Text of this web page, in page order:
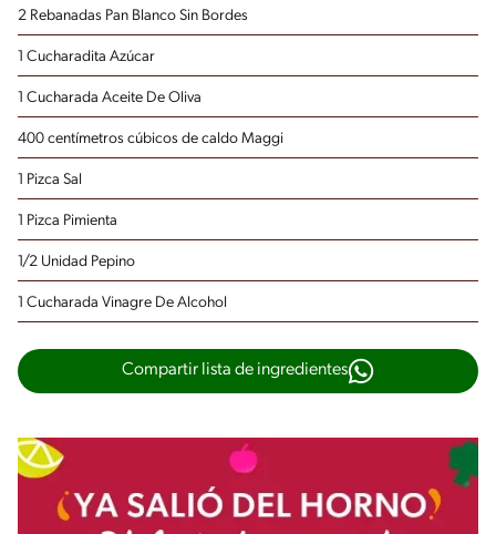
2 Rebanadas Pan Blanco Sin Bordes
1 Cucharadita Azúcar
1 Cucharada Aceite De Oliva
400 centímetros cúbicos de caldo Maggi
1 Pizca Sal
1 Pizca Pimienta
1/2 Unidad Pepino
1 Cucharada Vinagre De Alcohol
Compartir lista de ingredientes